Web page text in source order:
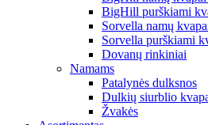
BigHill purškiami
Sorvella namų
Sorvella purškiami
Dovanų rinkiniai
Namams
Patalynės dulksnos
Dulkių siurblio
Žvakės